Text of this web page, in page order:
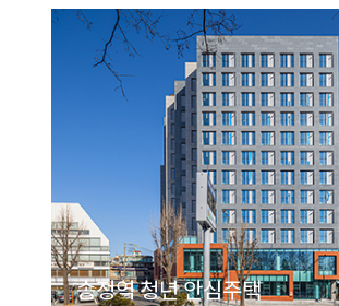
송정역 청년 안심주택